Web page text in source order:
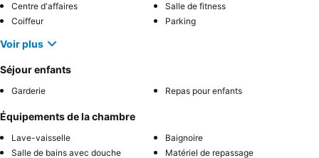
Centre d'affaires
Salle de fitness
Coiffeur
Parking
Voir plus
Séjour enfants
Garderie Repas pour enfants
Équipements de la chambre
Lave-vaisselle
Baignoire
Salle de bains avec douche
Matériel de repassage